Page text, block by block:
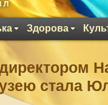
Здорова
стала